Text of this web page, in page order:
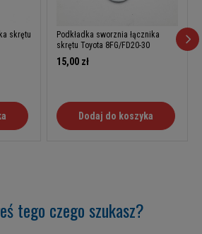
skrętu
Podkładka sworznia łącznika
skrętu Toyota 8FG/FD20-30
15,00 zł
Dodaj do koszyka
tego czego szukasz?